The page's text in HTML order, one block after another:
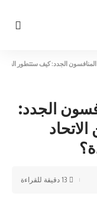
الجدد: كيف ستتطور
الجدد:
13 دقيقة للقراءة